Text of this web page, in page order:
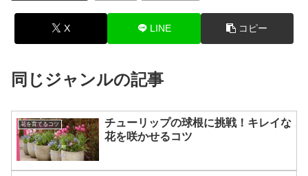
X LINE コピー
同じジャンルの記事
花を育てるコツ
チューリップの球根に挑戦！キレイな
花を咲かせるコツ